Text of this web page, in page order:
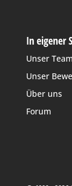
In eigener
Unser Team
Unser
Über uns
Forum